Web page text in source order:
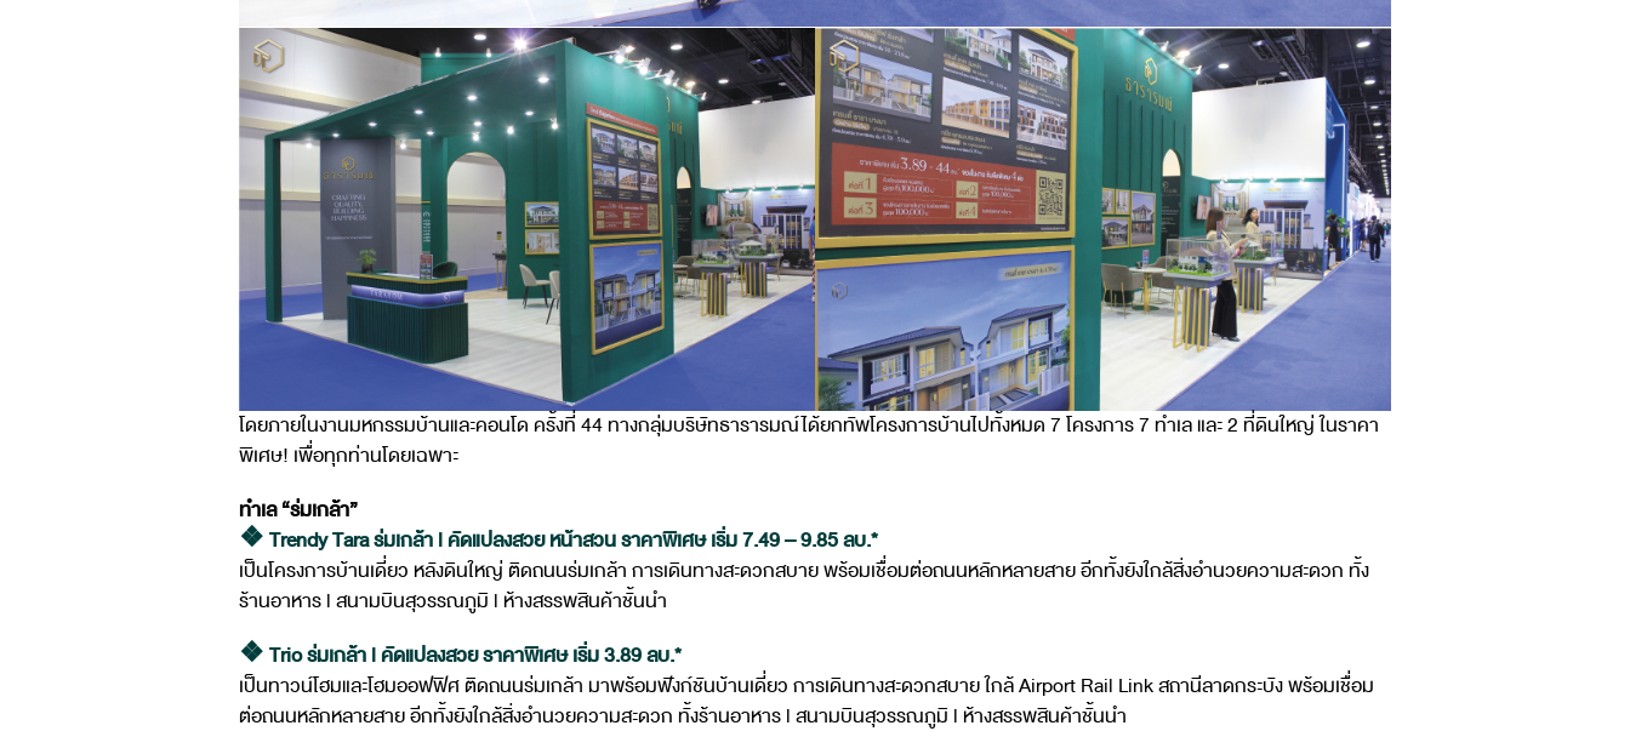
โดยภายในงานมหกรรมบ้านและคอนโด ครั้งที่ 44 ทางกลุ่มบริษัทธารารมณ์ได้ยกทัพโครงการบ้านไปทั้งหมด 7 โครงการ 7 ทำเล และ 2 ที่ดินใหญ่ ในราคา
พิเศษ! เพื่อทุกท่านโดยเฉพาะ
ทำเล “ร่มเกล้า”
❖ Trendy Tara ร่มเกล้า l คัดแปลงสวย หน้าสวนราคาพิเศษ เริ่ม 7.49 – 9.85 ลบ.*
เป็นโครงการบ้านเดี่ยว หลังดินใหญ่ ติดถนนร่มเกล้า การเดินทางสะดวกสบาย พร้อมเชื่อมต่อถนนหลักหลายสาย อีกทั้งยังใกล้สิ่งอำนวยความสะดวก ทั้ง
ร้านอาหาร l สนามบินสุวรรณภูมิ l ห้างสรรพสินค้าชั้นนำ
❖ Trio ร่มเกล้า l คัดแปลงสวย ราคาพิเศษ เริ่ม 3.89 ลบ.*
เป็นทาวน์โฮมและโฮมออฟฟิศ ติดถนนร่มเกล้า มาพร้อมฟังก์ชันบ้านเดี่ยว การเดินทางสะดวกสบาย ใกล้ Airport Rail Link สถานีลาดกระบัง พร้อมเชื่อม
ต่อถนนหลักหลายสาย อีกทั้งยังใกล้สิ่งอำนวยความสะดวก ทั้งร้านอาหาร l สนามบินสุวรรณภูมิ l ห้างสรรพสินค้าชั้นนำ